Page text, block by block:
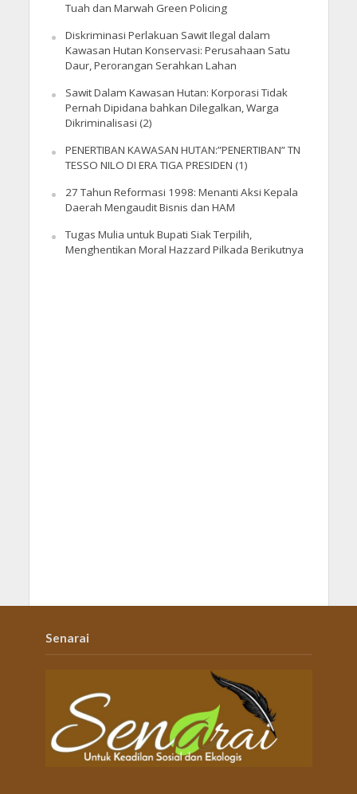
Tuah dan Marwah Green Policing
Diskriminasi Perlakuan Sawit Ilegal dalam
Kawasan Hutan Konservasi: Perusahaan Satu
Daur, Perorangan Serahkan Lahan
Sawit Dalam Kawasan Hutan: Korporasi Tidak
Pernah Dipidana bahkan Dilegalkan, Warga
Dikriminalisasi (2)
PENERTIBAN KAWASAN HUTAN:”PENERTIBAN” TN
TESSO NILO DI ERA TIGA PRESIDEN (1)
27 Tahun Reformasi 1998: Menanti Aksi Kepala
Daerah Mengaudit Bisnis dan HAM
Tugas Mulia untuk Bupati Siak Terpilih,
Menghentikan Moral Hazzard Pilkada Berikutnya
Senarai